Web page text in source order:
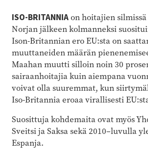
ISO-BRITANNIAon hoitajien
Norjan jälkeen kolmanneksi
Ison-Britannian ero EU:sta on
muuttaneiden määrän
Maahan muutti silloin noin 30
sairaanhoitajia kuin aiempana
voivat olla suuremmat, kun
Iso-Britannia eroaa virallisesti
Suosittuja kohdemaita ovat myös
Sveitsi ja Saksa sekä 2010–luvulla
Espanja.